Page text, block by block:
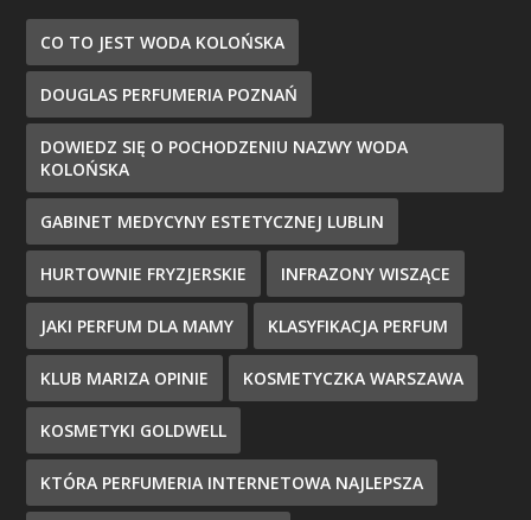
CO TO JEST WODA KOLOŃSKA
DOUGLAS PERFUMERIA POZNAŃ
DOWIEDZ SIĘ O POCHODZENIU NAZWY WODA
KOLOŃSKA
GABINET MEDYCYNY ESTETYCZNEJ LUBLIN
HURTOWNIE FRYZJERSKIE INFRAZONY WISZĄCE
JAKI PERFUM DLA MAMY KLASYFIKACJA PERFUM
KLUB MARIZA OPINIE KOSMETYCZKA WARSZAWA
KOSMETYKI GOLDWELL
KTÓRA PERFUMERIA INTERNETOWA NAJLEPSZA